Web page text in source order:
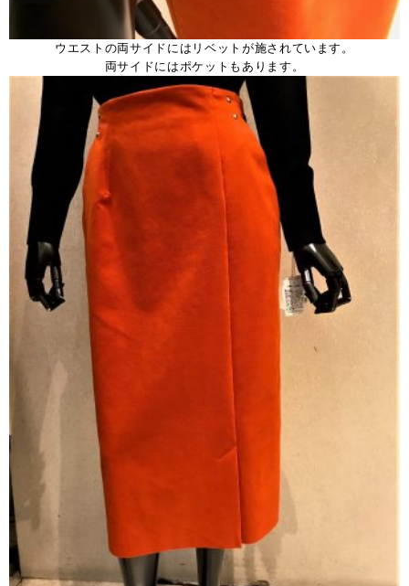
ウエストの両サイドにはリベットが施されています。
両サイドにはポケットもあります。